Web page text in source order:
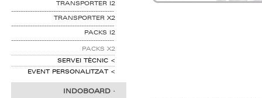
TRANSPORTER I2
--------------------------------------------
TRANSPORTER X2
--------------------------------------------
PACKS I2
--------------------------------------------
PACKS X2
SERVEI TÈCNIC <
EVENT PERSONALITZAT<
INDOBOARD ·